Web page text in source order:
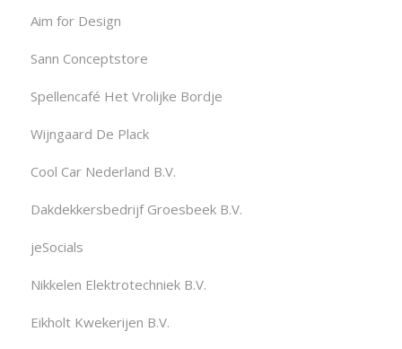
Aim for Design
Sann Conceptstore
Spellencafé Het Vrolijke Bordje
Wijngaard De Plack
Cool Car Nederland B.V.
Dakdekkersbedrijf Groesbeek B.V.
jeSocials
Nikkelen Elektrotechniek B.V.
Eikholt Kwekerijen B.V.